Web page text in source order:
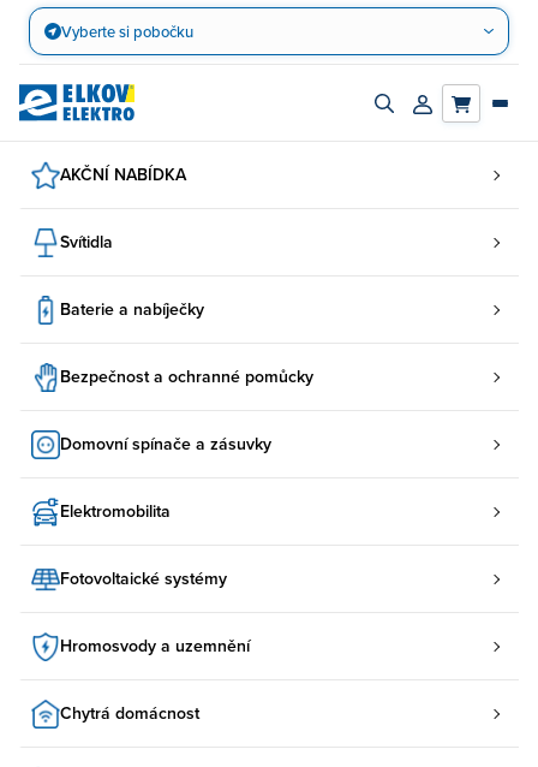
Přejít
obsah
Vyberte si pobočku
Zapnout/vypnout
Přihlásit/
AKČNÍ NABÍDKA
Svítidla
Baterie a nabíječky
Bezpečnost a ochranné pomůcky
Domovní spínače a zásuvky
Elektromobilita
Fotovoltaické systémy
Hromosvody a uzemnění
Chytrá domácnost